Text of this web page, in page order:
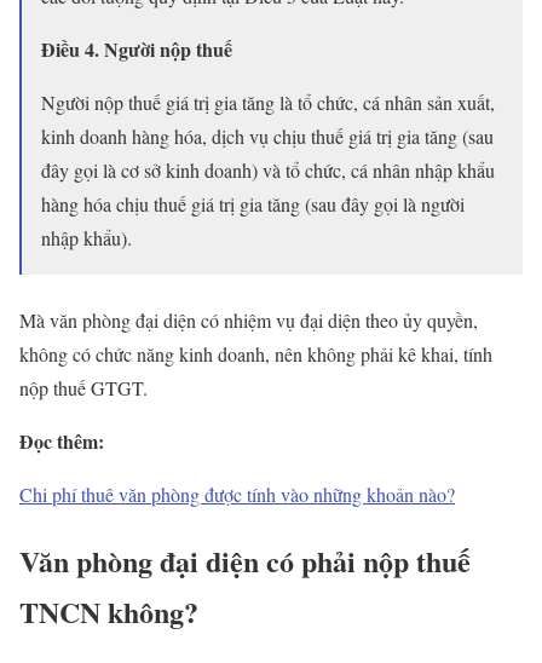
Điều 4. Người nộp thuế
Người nộp thuế giá trị gia tăng là tổ chức, cá nhân sản xuất,
kinh doanh hàng hóa, dịch vụ chịu thuế giá trị gia tăng (sau
đây gọi là cơ sở kinh doanh) và tổ chức, cá nhân nhập khẩu
hàng hóa chịu thuế giá trị gia tăng (sau đây gọi là người
nhập khẩu).
Mà văn phòng đại diện có nhiệm vụ đại diện theo ủy quyền,
không có chức năng kinh doanh, nên không phải kê khai, tính
nộp thuế GTGT.
Đọc thêm:
Chi phí thuê văn phòng được tính vào những khoản nào?
Văn phòng đại diện có phải nộp thuế
TNCN không?